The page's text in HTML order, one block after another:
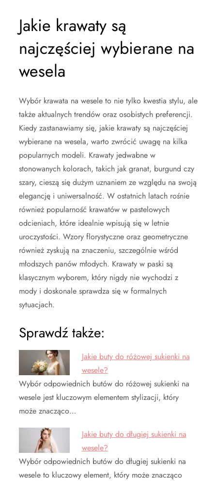
Jakie krawaty są
najczęściej wybierane na
wesela
Wybór krawata na wesele to nie tylko kwestia stylu, ale
także aktualnych trendów oraz osobistych preferencji.
Kiedy zastanawiamy się, jakie krawaty są najczęściej
wybierane na wesela, warto zwrócić uwagę na kilka
popularnych modeli. Krawaty jedwabne w
stonowanych kolorach, takich jak granat, burgund czy
szary, cieszą się dużym uznaniem ze względu na swoją
elegancję i uniwersalność. W ostatnich latach rośnie
również popularność krawatów w pastelowych
odcieniach, które idealnie wpisują się w letnie
uroczystości. Wzory florystyczne oraz geometryczne
również zyskują na znaczeniu, szczególnie wśród
młodszych panów młodych. Krawaty w paski są
klasycznym wyborem, który nigdy nie wychodzi z
mody i doskonale sprawdza się w formalnych
sytuacjach.
Sprawdź także:
Jakie buty do różowej sukienki na
wesele?
Wybór odpowiednich butów do różowej sukienki na
wesele jest kluczowym elementem stylizacji, który
może znacząco…
Jakie buty do długiej sukienki na
wesele?
Wybór odpowiednich butów do długiej sukienki na
wesele to kluczowy element, który może znacząco